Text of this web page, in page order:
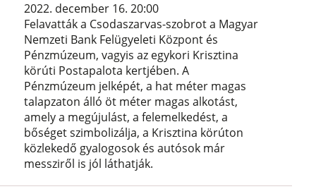
2022. december 16. 20:00
Felavatták a Csodaszarvas-szobrot a Magyar
Nemzeti Bank Felügyeleti Központ és
Pénzmúzeum, vagyis az egykori Krisztina
körúti Postapalota kertjében. A
Pénzmúzeum jelképét, a hat méter magas
talapzaton álló öt méter magas alkotást,
amely a megújulást, a felemelkedést, a
bőséget szimbolizálja, a Krisztina körúton
közlekedő gyalogosok és autósok már
messziről is jól láthatják.